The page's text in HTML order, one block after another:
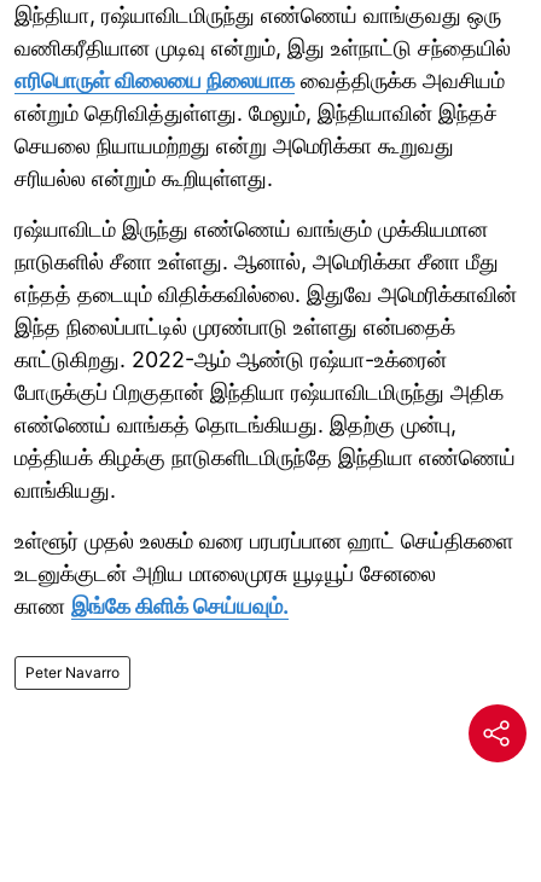
இந்தியா, ரஷ்யாவிடமிருந்து எண்ணெய் வாங்குவது ஒரு
வணிகரீதியான முடிவு என்றும், இது உள்நாட்டு சந்தையில்
எரிபொருள் விலையை நிலையாகவைத்திருக்க அவசியம்
என்றும் தெரிவித்துள்ளது. மேலும், இந்தியாவின் இந்தச்
செயலை நியாயமற்றது என்று அமெரிக்கா கூறுவது
சரியல்ல என்றும் கூறியுள்ளது.
ரஷ்யாவிடம் இருந்து எண்ணெய் வாங்கும் முக்கியமான
நாடுகளில் சீனா உள்ளது. ஆனால், அமெரிக்கா சீனா மீது
எந்தத் தடையும் விதிக்கவில்லை. இதுவே அமெரிக்காவின்
இந்த நிலைப்பாட்டில் முரண்பாடு உள்ளது என்பதைக்
காட்டுகிறது. 2022-ஆம் ஆண்டு ரஷ்யா-உக்ரைன்
போருக்குப் பிறகுதான் இந்தியா ரஷ்யாவிடமிருந்து அதிக
எண்ணெய் வாங்கத் தொடங்கியது. இதற்கு முன்பு,
மத்தியக் கிழக்கு நாடுகளிடமிருந்தே இந்தியா எண்ணெய்
வாங்கியது.
உள்ளூர் முதல் உலகம் வரை பரபரப்பான ஹாட் செய்திகளை
உடனுக்குடன் அறிய மாலைமுரசு யூடியூப் சேனலை
காண இங்கே கிளிக் செய்யவும்.
Peter Navarro